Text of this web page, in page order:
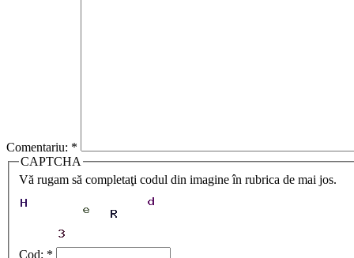
Comentariu: *
CAPTCHA
Vă rugam să completaţi codul din imagine în rubrica de mai jos.
Cod: *